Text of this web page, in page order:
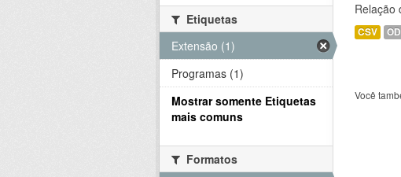
Relação
CSV
Você
Etiquetas
Extensão (1)
Programas (1)
Mostrar somente Etiquetas
mais comuns
Formatos